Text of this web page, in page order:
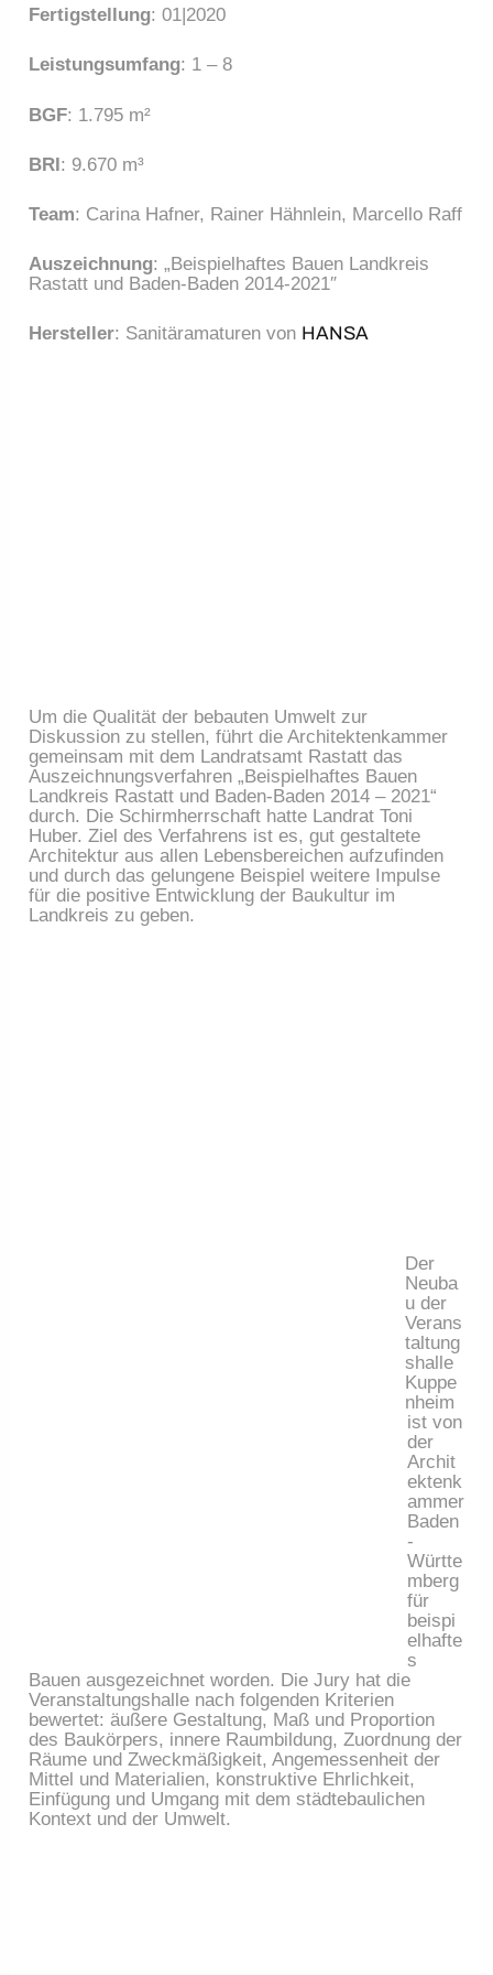
Fertigstellung: 01|2020
Leistungsumfang: 1 – 8
BGF: 1.795 m²
BRI: 9.670 m³
Team: Carina Hafner, Rainer Hähnlein, Marcello Raff
Auszeichnung: „Beispielhaftes Bauen Landkreis
Rastatt und Baden-Baden 2014-2021″
Hersteller: Sanitäramaturen von HANSA
Um die Qualität der bebauten Umwelt zur
Diskussion zu stellen, führt die Architektenkammer
gemeinsam mit dem Landratsamt Rastatt das
Auszeichnungsverfahren „Beispielhaftes Bauen
Landkreis Rastatt und Baden-Baden 2014 – 2021“
durch. Die Schirmherrschaft hatte Landrat Toni
Huber. Ziel des Verfahrens ist es, gut gestaltete
Architektur aus allen Lebensbereichen aufzufinden
und durch das gelungene Beispiel weitere Impulse
für die positive Entwicklung der Baukultur im
Landkreis zu geben.
Der
Neuba
u der
Verans
taltung
shalle
Kuppe
nheim
ist von
der
Archit
ektenk
ammer
Baden
-
Württe
mberg
für
beispi
elhafte
s
Bauen ausgezeichnet worden. Die Jury hat die
Veranstaltungshalle nach folgenden Kriterien
bewertet: äußere Gestaltung, Maß und Proportion
des Baukörpers, innere Raumbildung, Zuordnung der
Räume und Zweckmäßigkeit, Angemessenheit der
Mittel und Materialien, konstruktive Ehrlichkeit,
Einfügung und Umgang mit dem städtebaulichen
Kontext und der Umwelt.